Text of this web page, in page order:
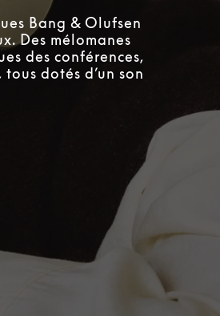
Bang & Olufsen
Des mélomanes
des conférences,
dotés d’un son